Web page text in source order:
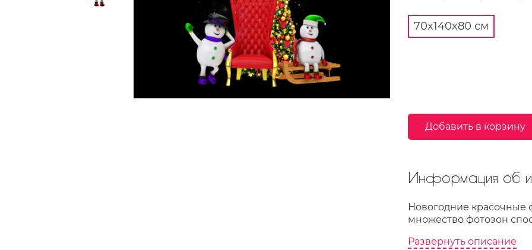
70x140x80 см
Добавить в корзину
Информация об
Новогодние красочные
множество фотозон
Развернуть описание